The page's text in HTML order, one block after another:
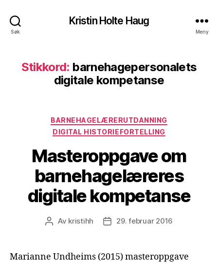
Søk
Kristin Holte Haug
Meny
Stikkord: barnehagepersonalets
digitale kompetanse
Kategorier
BARNEHAGELÆRERUTDANNING
DIGITAL HISTORIEFORTELLING
Masteroppgave om
barnehagelæreres
digitale kompetanse
Innleggsforfatter
Av kristihh Publiseringsdato
29. februar 2016
Marianne Undheims (2015) masteroppgave